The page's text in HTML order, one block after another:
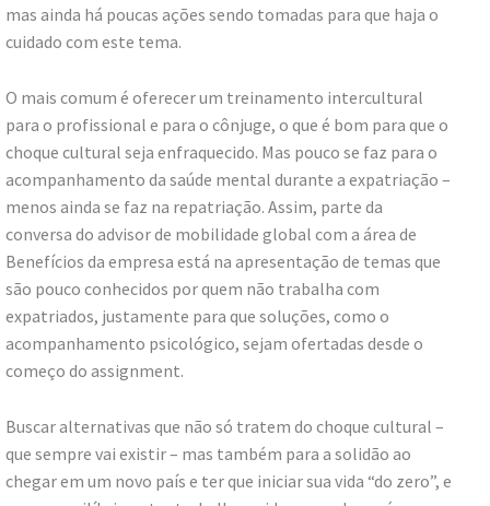
mas ainda há poucas ações sendo tomadas para que haja o
cuidado com este tema.
O mais comum é oferecer um treinamento intercultural
para o profissional e para o cônjuge, o que é bom para que o
choque cultural seja enfraquecido. Mas pouco se faz para o
acompanhamento da saúde mental durante a expatriação –
menos ainda se faz na repatriação. Assim, parte da
conversa do advisor de mobilidade global com a área de
Benefícios da empresa está na apresentação de temas que
são pouco conhecidos por quem não trabalha com
expatriados, justamente para que soluções, como o
acompanhamento psicológico, sejam ofertadas desde o
começo do assignment.
Buscar alternativas que não só tratem do choque cultural –
que sempre vai existir – mas também para a solidão ao
chegar em um novo país e ter que iniciar sua vida “do zero”, e